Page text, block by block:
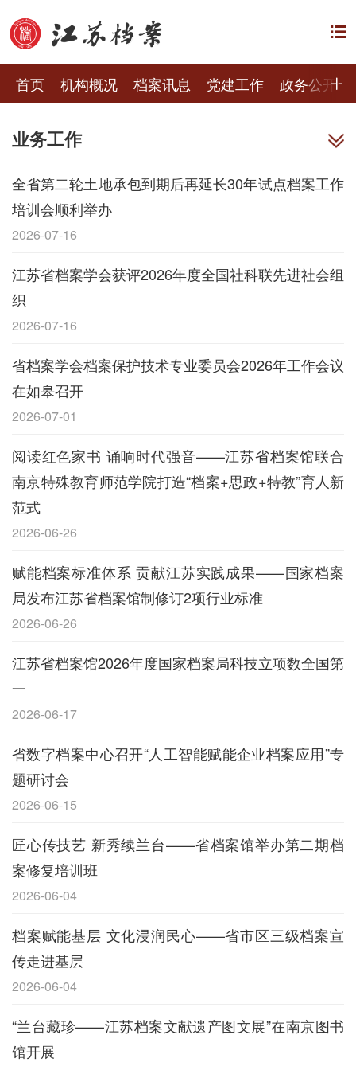
首页 机构概况 档案讯息 党建工作 政务公开
业务工作
全省第二轮土地承包到期后再延长30年试点档案工作
培训会顺利举办
2026-07-16
江苏省档案学会获评2026年度全国社科联先进社会组
织
2026-07-16
省档案学会档案保护技术专业委员会2026年工作会议
在如皋召开
2026-07-01
阅读红色家书 诵响时代强音——江苏省档案馆联合
南京特殊教育师范学院打造“档案+思政+特教”育人新
范式
2026-06-26
赋能档案标准体系 贡献江苏实践成果——国家档案
局发布江苏省档案馆制修订2项行业标准
2026-06-26
江苏省档案馆2026年度国家档案局科技立项数全国第
一
2026-06-17
省数字档案中心召开“人工智能赋能企业档案应用”专
题研讨会
2026-06-15
匠心传技艺 新秀续兰台——省档案馆举办第二期档
案修复培训班
2026-06-04
档案赋能基层 文化浸润民心——省市区三级档案宣
传走进基层
2026-06-04
“兰台藏珍——江苏档案文献遗产图文展”在南京图书
馆开展